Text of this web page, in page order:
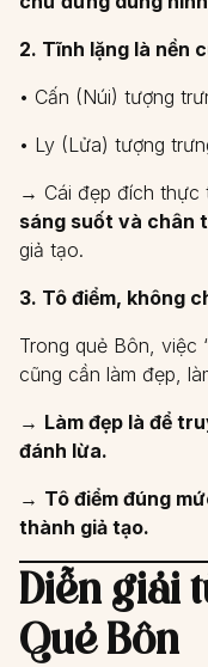
2. Tĩnh lặng là nền
• Cấn (Núi) tượng
• Ly (Lửa) tượng
→ Cái đẹp đích thực
sáng suốt và chân
giả tạo.
3. Tô điểm, không
Trong quẻ Bôn, việc
cũng cần làm đẹp,
→ Làm đẹp là để
đánh lừa.
→ Tô điểm đúng
thành giả tạo.
Diễn giải
Quẻ Bôn